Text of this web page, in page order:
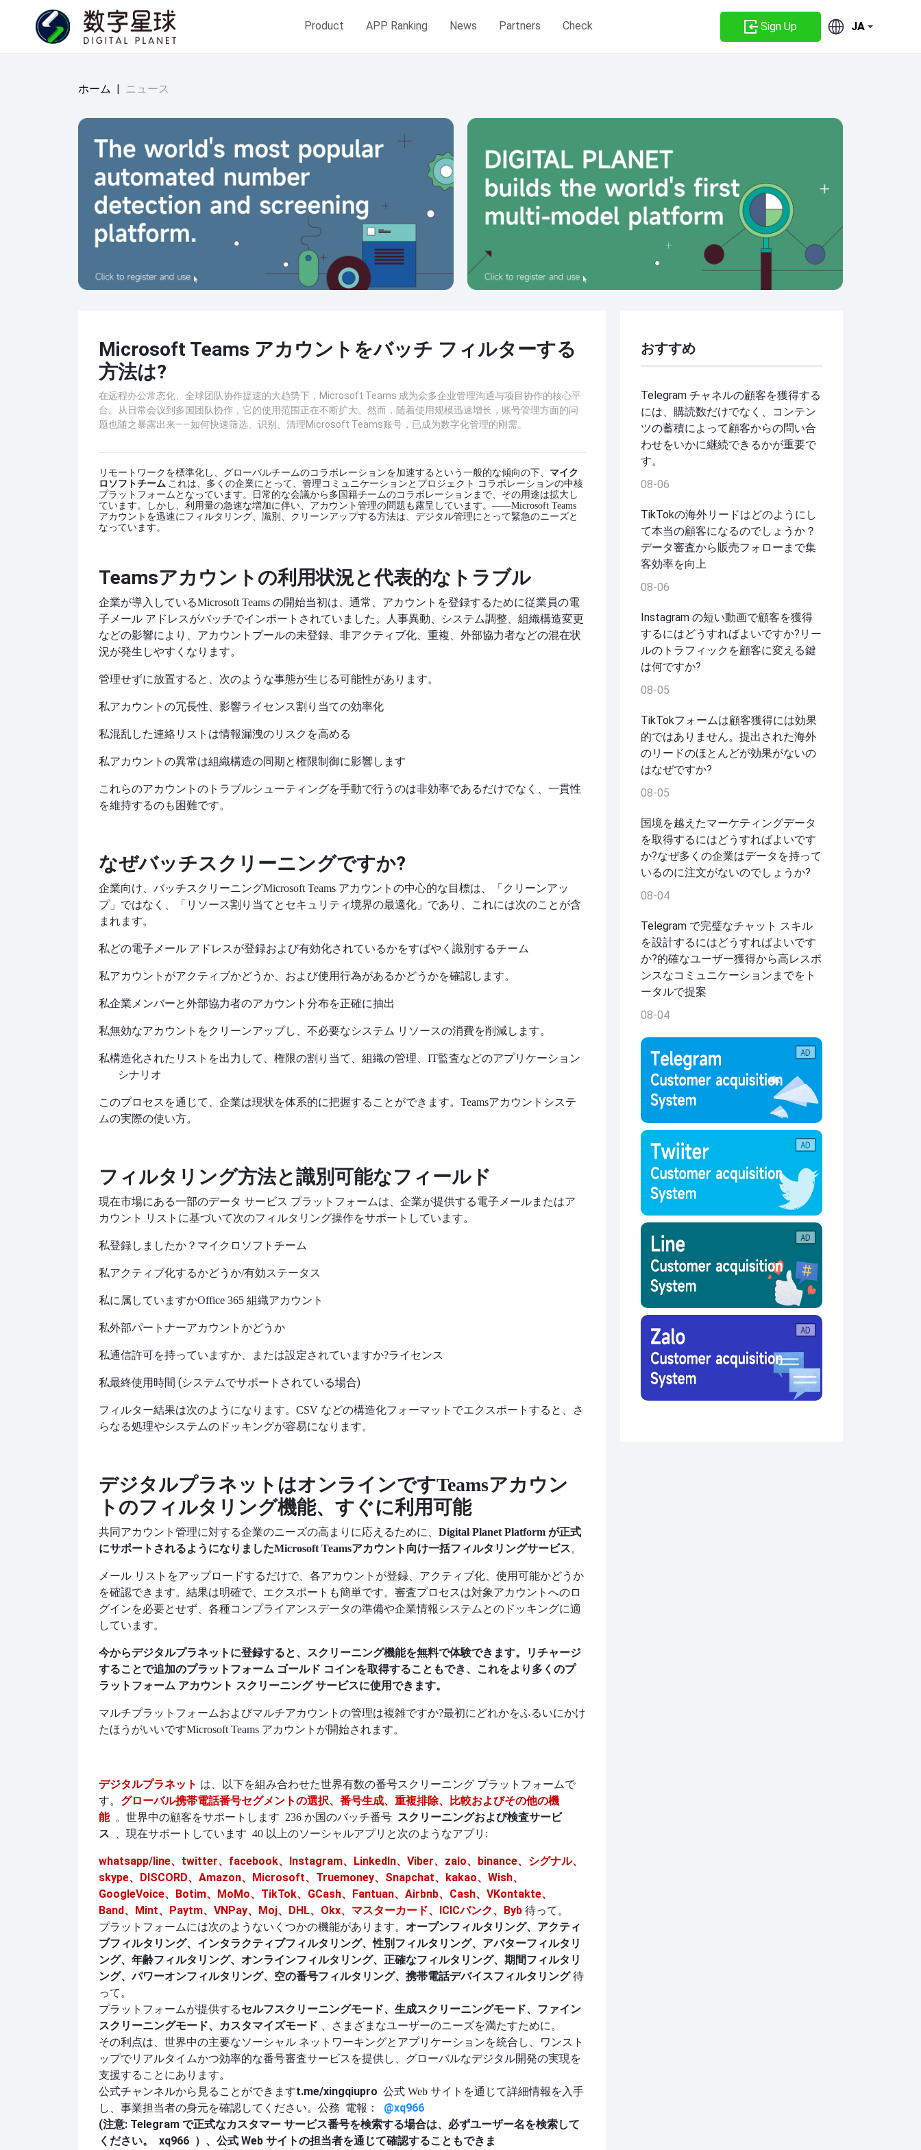
Product APP Ranking News Partners Check Sign Up JA
ホーム | ニュース
Microsoft Teams アカウントをバッチ フィルターする
方法は?
在远程办公常态化、全球团队协作提速的大趋势下，Microsoft Teams 成为众多企业管理沟通与项目协作的核心平
台。从日常会议到多国团队协作，它的使用范围正在不断扩大。然而，随着使用规模迅速增长，账号管理方面的问
题也随之暴露出来——如何快速筛选、识别、清理Microsoft Teams账号，已成为数字化管理的刚需。
リモートワークを標準化し、グローバルチームのコラボレーションを加速するという一般的な傾向の下、 マイク
ロソフトチーム これは、多くの企業にとって、管理コミュニケーションとプロジェクト コラボレーションの中核
プラットフォームとなっています。日常的な会議から多国籍チームのコラボレーションまで、その用途は拡大し
ています。しかし、利用量の急速な増加に伴い、アカウント管理の問題も露呈しています。 ——Microsoft Teams
アカウントを迅速にフィルタリング、識別、クリーンアップする方法は、デジタル管理にとって緊急のニーズと
なっています。
Teamsアカウントの利用状況と代表的なトラブル
企業が導入しているMicrosoft Teams の開始当初は、通常、アカウントを登録するために従業員の電
子メール アドレスがバッチでインポートされていました。人事異動、システム調整、組織構造変更
などの影響により、アカウントプールの未登録、非アクティブ化、重複、外部協力者などの混在状
況が発生しやすくなります。
管理せずに放置すると、次のような事態が生じる可能性があります。
私アカウントの冗長性、影響ライセンス割り当ての効率化
私混乱した連絡リストは情報漏洩のリスクを高める
私アカウントの異常は組織構造の同期と権限制御に影響します
これらのアカウントのトラブルシューティングを手動で行うのは非効率であるだけでなく、一貫性
を維持するのも困難です。
なぜバッチスクリーニングですか?
企業向け、バッチスクリーニングMicrosoft Teams アカウントの中心的な目標は、「クリーンアッ
プ」ではなく、「リソース割り当てとセキュリティ境界の最適化」であり、これには次のことが含
まれます。
私どの電子メール アドレスが登録および有効化されているかをすばやく識別するチーム
私アカウントがアクティブかどうか、および使用行為があるかどうかを確認します。
私企業メンバーと外部協力者のアカウント分布を正確に抽出
私無効なアカウントをクリーンアップし、不必要なシステム リソースの消費を削減します。
私構造化されたリストを出力して、権限の割り当て、組織の管理、 IT監査などのアプリケーション
シナリオ
このプロセスを通じて、企業は現状を体系的に把握することができます。 Teamsアカウントシステ
ムの実際の使い方。
フィルタリング方法と識別可能なフィールド
現在市場にある一部のデータ サービス プラットフォームは、企業が提供する電子メールまたはア
カウント リストに基づいて次のフィルタリング操作をサポートしています。
私登録しましたか？ マイクロソフトチーム
私アクティブ化するかどうか/有効ステータス
私に属していますかOffice 365 組織アカウント
私外部パートナーアカウントかどうか
私通信許可を持っていますか、または設定されていますか?ライセンス
私最終使用時間 (システムでサポートされている場合)
フィルター結果は次のようになります。 CSV などの構造化フォーマットでエクスポートすると、さ
らなる処理やシステムのドッキングが容易になります。
デジタルプラネットはオンラインですTeamsアカウン
トのフィルタリング機能、すぐに利用可能
共同アカウント管理に対する企業のニーズの高まりに応えるために、 Digital Planet Platform が正式
にサポートされるようになりましたMicrosoft Teamsアカウント向け一括フィルタリングサービス。
メール リストをアップロードするだけで、各アカウントが登録、アクティブ化、使用可能かどうか
を確認できます。結果は明確で、エクスポートも簡単です。審査プロセスは対象アカウントへのロ
グインを必要とせず、各種コンプライアンスデータの準備や企業情報システムとのドッキングに適
しています。
今からデジタルプラネットに登録すると、スクリーニング機能を無料で体験できます。リチャージ
することで追加のプラットフォーム ゴールド コインを取得することもでき、これをより多くのプ
ラットフォーム アカウント スクリーニング サービスに使用できます。
マルチプラットフォームおよびマルチアカウントの管理は複雑ですか?最初にどれかをふるいにかけ
たほうがいいですMicrosoft Teams アカウントが開始されます。
デジタルプラネット は、以下を組み合わせた世界有数の番号スクリーニング プラットフォームで
す。 グローバル携帯電話番号セグメントの選択、番号生成、重複排除、比較およびその他の機
能 。世界中の顧客をサポートします 236 か国のバッチ番号 スクリーニングおよび検査サービ
ス
、現在サポートしています 40 以上のソーシャルアプリと次のようなアプリ:
whatsapp/line、twitter、facebook、Instagram、LinkedIn、Viber、zalo、binance、シグナル、
skype、DISCORD、Amazon、Microsoft、Truemoney、Snapchat、kakao、Wish、
GoogleVoice、Botim、MoMo、TikTok、GCash、Fantuan、Airbnb、Cash、VKontakte、
Band、Mint、Paytm、VNPay、Moj、DHL、Okx、マスターカード、ICICバンク、Byb 待って。
プラットフォームには次のようないくつかの機能があります。 オープンフィルタリング、アクティ
ブフィルタリング、インタラクティブフィルタリング、性別フィルタリング、アバターフィルタリ
ング、年齢フィルタリング、オンラインフィルタリング、正確なフィルタリング、期間フィルタリ
ング、パワーオンフィルタリング、空の番号フィルタリング、携帯電話デバイスフィルタリング 待
って。
プラットフォームが提供するセルフスクリーニングモード、生成スクリーニングモード、ファイン
スクリーニングモード、カスタマイズモード 、さまざまなユーザーのニーズを満たすために。
その利点は、世界中の主要なソーシャル ネットワーキングとアプリケーションを統合し、ワンスト
ップでリアルタイムかつ効率的な番号審査サービスを提供し、グローバルなデジタル開発の実現を
支援することにあります。
公式チャンネルから見ることができますt.me/xingqiupro 公式 Web サイトを通じて詳細情報を入手
し、事業担当者の身元を確認してください。公務 電報： @xq966
(注意: Telegram で正式なカスタマー サービス番号を検索する場合は、必ずユーザー名を検索して
ください。
xq966 ）、公式 Web サイトの担当者を通じて確認することもできま
おすすめ
Telegram チャネルの顧客を獲得する
には、購読数だけでなく、コンテン
ツの蓄積によって顧客からの問い合
わせをいかに継続できるかが重要で
す。
08-06
TikTokの海外リードはどのようにし
て本当の顧客になるのでしょうか？
データ審査から販売フォローまで集
客効率を向上
08-06
Instagram の短い動画で顧客を獲得
するにはどうすればよいですか?リー
ルのトラフィックを顧客に変える鍵
は何ですか?
08-05
TikTokフォームは顧客獲得には効果
的ではありません。提出された海外
のリードのほとんどが効果がないの
はなぜですか?
08-05
国境を越えたマーケティングデータ
を取得するにはどうすればよいです
か?なぜ多くの企業はデータを持って
いるのに注文がないのでしょうか?
08-04
Telegram で完璧なチャット スキル
を設計するにはどうすればよいです
か?的確なユーザー獲得から高レスポ
ンスなコミュニケーションまでをト
ータルで提案
08-04